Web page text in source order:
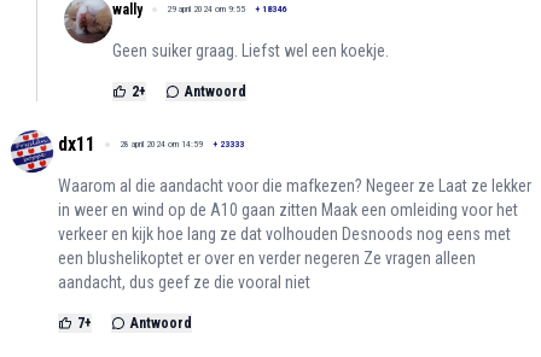
wally 29 april 2024 om 9:55 + 18346
Geen suiker graag. Liefst wel een koekje.
2+ Antwoord
dx11 28 april 2024 om 14:59 + 23333
Waarom al die aandacht voor die mafkezen? Negeer ze Laat ze lekker
in weer en wind op de A10 gaan zitten Maak een omleiding voor het
verkeer en kijk hoe lang ze dat volhouden Desnoods nog eens met
een blushelikoptet er over en verder negeren Ze vragen alleen
aandacht, dus geef ze die vooral niet
7+ Antwoord